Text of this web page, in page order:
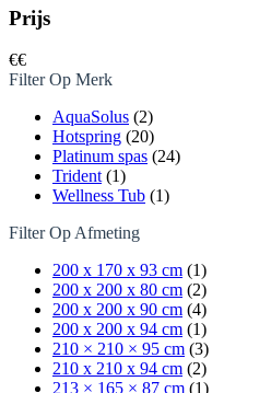
Prijs
€€
Filter Op Merk
AquaSolus (2)
Hotspring (20)
Platinum spas (24)
Trident (1)
Wellness Tub (1)
Filter Op Afmeting
200 x 170 x 93 cm (1)
200 x 200 x 80 cm (2)
200 x 200 x 90 cm (4)
200 x 200 x 94 cm (1)
210 × 210 × 95 cm (3)
210 x 210 x 94 cm (2)
213 × 165 × 87 cm (1)